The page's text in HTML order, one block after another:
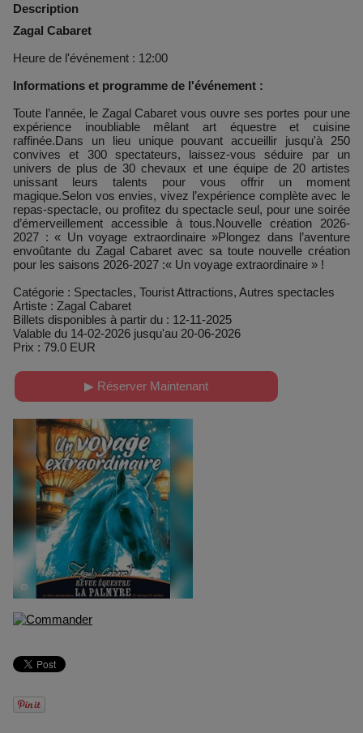
Description
Zagal Cabaret
Heure de l'événement : 12:00
Informations et programme de l'événement :
Toute l’année, le Zagal Cabaret vous ouvre ses portes pour une
expérience inoubliable mêlant art équestre et cuisine
raffinée.Dans un lieu unique pouvant accueillir jusqu'à 250
convives et 300 spectateurs, laissez-vous séduire par un
univers de plus de 30 chevaux et une équipe de 20 artistes
unissant leurs talents pour vous offrir un moment
magique.Selon vos envies, vivez l’expérience complète avec le
repas-spectacle, ou profitez du spectacle seul, pour une soirée
d’émerveillement accessible à tous.Nouvelle création 2026-
2027 : « Un voyage extraordinaire »Plongez dans l’aventure
envoûtante du Zagal Cabaret avec sa toute nouvelle création
pour les saisons 2026-2027 :« Un voyage extraordinaire » !
Catégorie : Spectacles, Tourist Attractions, Autres spectacles
Artiste : Zagal Cabaret
Billets disponibles à partir du : 12-11-2025
Valable du 14-02-2026 jusqu'au 20-06-2026
Prix : 79.0 EUR
▶ Réserver Maintenant